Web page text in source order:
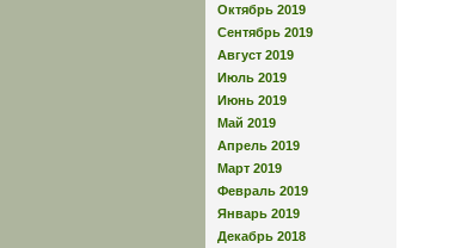
Октябрь 2019
Сентябрь 2019
Август 2019
Июль 2019
Июнь 2019
Май 2019
Апрель 2019
Март 2019
Февраль 2019
Январь 2019
Декабрь 2018